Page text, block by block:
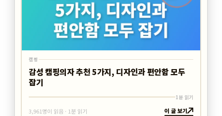
캠핑
감성 캠핑의자 추천 5가지, 디자인과 편안함 모두
잡기
1분 읽기
3,961명이 읽음 · 1분 읽기 이 글 보기